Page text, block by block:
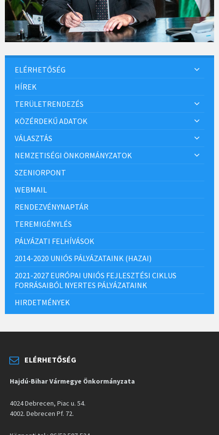
ELÉRHETŐSÉG
HÍREK
TERÜLETRENDEZÉS
KÖZÉRDEKŰ ADATOK
VÁLASZTÁS
NEMZETISÉGI ÖNKORMÁNYZATOK
SZENIORPONT
WEBMAIL
RENDEZVÉNYNAPTÁR
TEREMIGÉNYLÉS
PÁLYÁZATI FELHÍVÁSOK
2014-2020 UNIÓS PÁLYÁZATAINK (HAZAI)
2021-2027 EURÓPAI UNIÓS FEJLESZTÉSI CIKLUS
FORRÁSAIBÓL NYERTES PÁLYÁZATAINK
HIRDETMÉNYEK
ELÉRHETŐSÉG
Hajdú-Bihar Vármegye Önkormányzata
4024 Debrecen, Piac u. 54.
4002. Debrecen Pf. 72.